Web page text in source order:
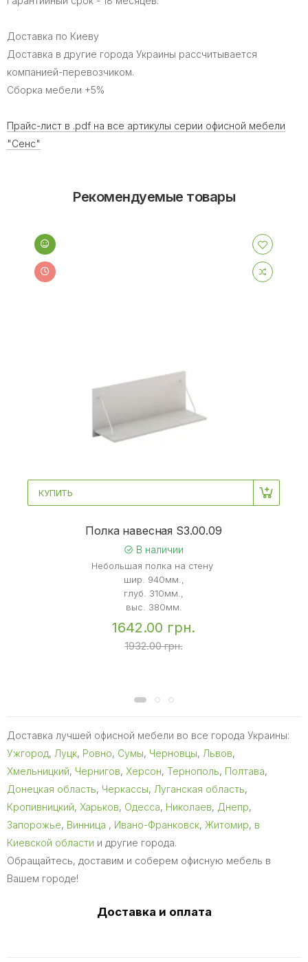
Доставка по Киеву
Доставка в другие города Украины рассчитывается
компанией-перевозчиком.
Сборка мебели +5%
Прайс-лист в .pdf на все артикулы серии офисной мебели
"Сенс"
Рекомендуемые товары
КУПИТЬ
Полка навесная S3.00.09
В наличии
Небольшая полка на стену
шир. 940мм.,
глуб. 310мм.,
выс. 380мм.
1642.00 грн.
1932.00 грн.
Доставка лучшей офисной мебели во все города Украины:
Ужгород, Луцк, Ровно, Сумы, Черновцы, Львов,
Хмельницкий, Чернигов, Херсон, Тернополь, Полтава,
Донецкая область, Черкассы, Луганская область,
Кропивницкий, Харьков, Одесса, Николаев, Днепр,
Запорожье, Винница , Ивано-Франковск, Житомир, в
Киевской области и другие города.
Обращайтесь, доставим и соберем офисную мебель в
Вашем городе!
Доставка и оплата